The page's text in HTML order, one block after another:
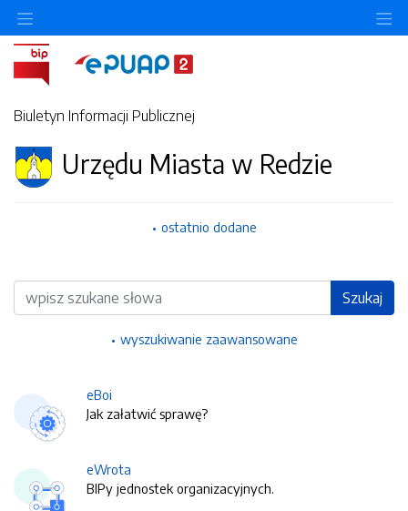
Biuletyn Informacji Publicznej
Urzędu Miasta w Redzie
ostatnio dodane
Wyszukiwarka Szukaj
wyszukiwanie zaawansowane
eBoi
Jak załatwić sprawę?
eWrota
BIPy jednostek organizacyjnych.